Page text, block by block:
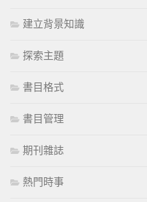
建立背景知識
探索主題
書目格式
書目管理
期刊雜誌
熱門時事